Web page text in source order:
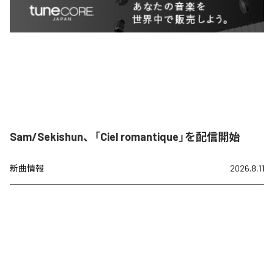
Sam/Sekishun、「Ciel romantique」を配信開始
新曲情報 2026.8.11